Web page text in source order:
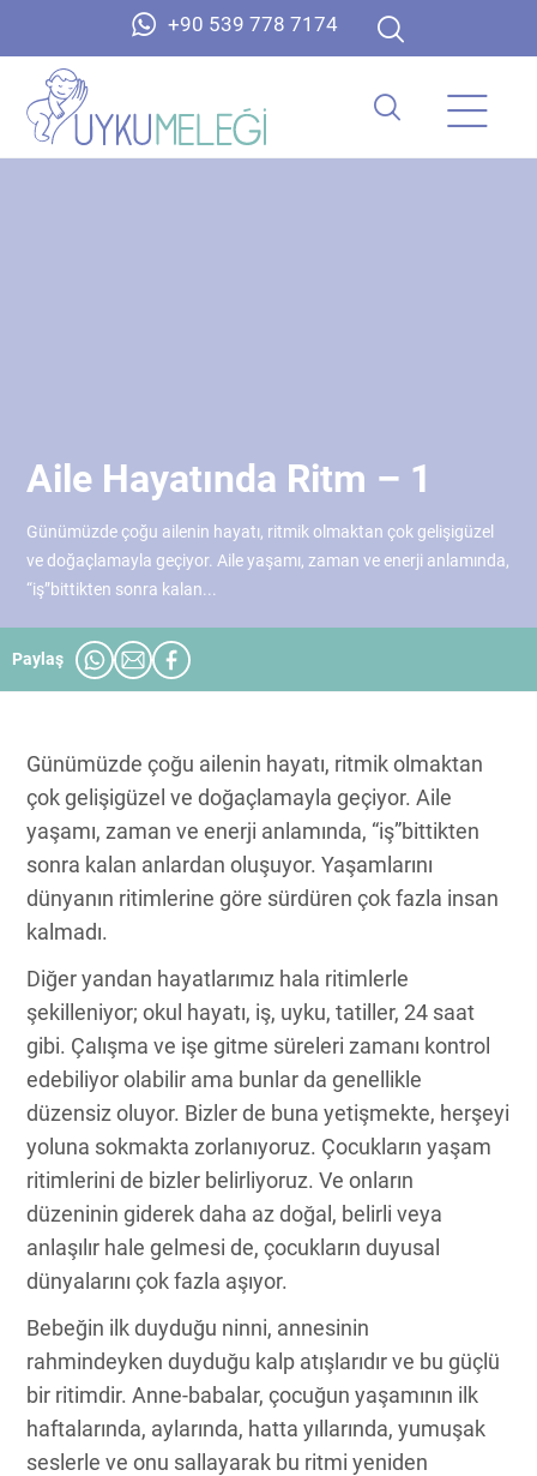
+90 539 778 7174
Aile Hayatında Ritm – 1
Günümüzde çoğu ailenin hayatı, ritmik olmaktan çok gelişigüzel
ve doğaçlamayla geçiyor. Aile yaşamı, zaman ve enerji anlamında,
“iş”bittikten sonra kalan...
Paylaş
Günümüzde çoğu ailenin hayatı, ritmik olmaktan
çok gelişigüzel ve doğaçlamayla geçiyor. Aile
yaşamı, zaman ve enerji anlamında, “iş”bittikten
sonra kalan anlardan oluşuyor. Yaşamlarını
dünyanın ritimlerine göre sürdüren çok fazla insan
kalmadı.
Diğer yandan hayatlarımız hala ritimlerle
şekilleniyor; okul hayatı, iş, uyku, tatiller, 24 saat
gibi. Çalışma ve işe gitme süreleri zamanı kontrol
edebiliyor olabilir ama bunlar da genellikle
düzensiz oluyor. Bizler de buna yetişmekte, herşeyi
yoluna sokmakta zorlanıyoruz. Çocukların yaşam
ritimlerini de bizler belirliyoruz. Ve onların
düzeninin giderek daha az doğal, belirli veya
anlaşılır hale gelmesi de, çocukların duyusal
dünyalarını çok fazla aşıyor.
Bebeğin ilk duyduğu ninni, annesinin
rahmindeyken duyduğu kalp atışlarıdır ve bu güçlü
bir ritimdir. Anne-babalar, çocuğun yaşamının ilk
haftalarında, aylarında, hatta yıllarında, yumuşak
seslerle ve onu sallayarak bu ritmi yeniden